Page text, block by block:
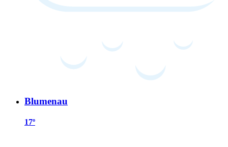
Blumenau
17º